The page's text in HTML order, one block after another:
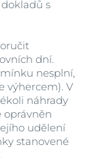
s
dní.
nesplní,
výhercem). V
náhrady
oprávněn
udělení
stanovené